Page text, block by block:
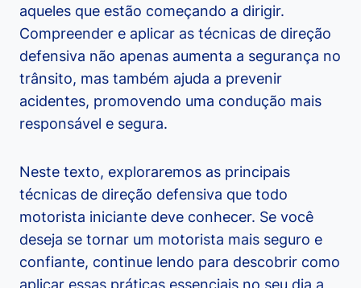
aqueles que estão começando a dirigir.
Compreender e aplicar as técnicas de direção
defensiva não apenas aumenta a segurança no
trânsito, mas também ajuda a prevenir
acidentes, promovendo uma condução mais
responsável e segura.
Neste texto, exploraremos as principais
técnicas de direção defensiva que todo
motorista iniciante deve conhecer. Se você
deseja se tornar um motorista mais seguro e
confiante, continue lendo para descobrir como
aplicar essas práticas essenciais no seu dia a